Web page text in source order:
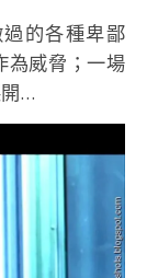
的各種卑鄙
為威脅；一場
…